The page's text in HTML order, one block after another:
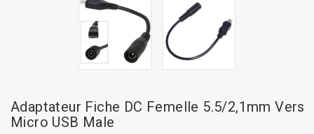
Adaptateur Fiche DC Femelle 5.5/2,1mm Vers
Micro USB Male